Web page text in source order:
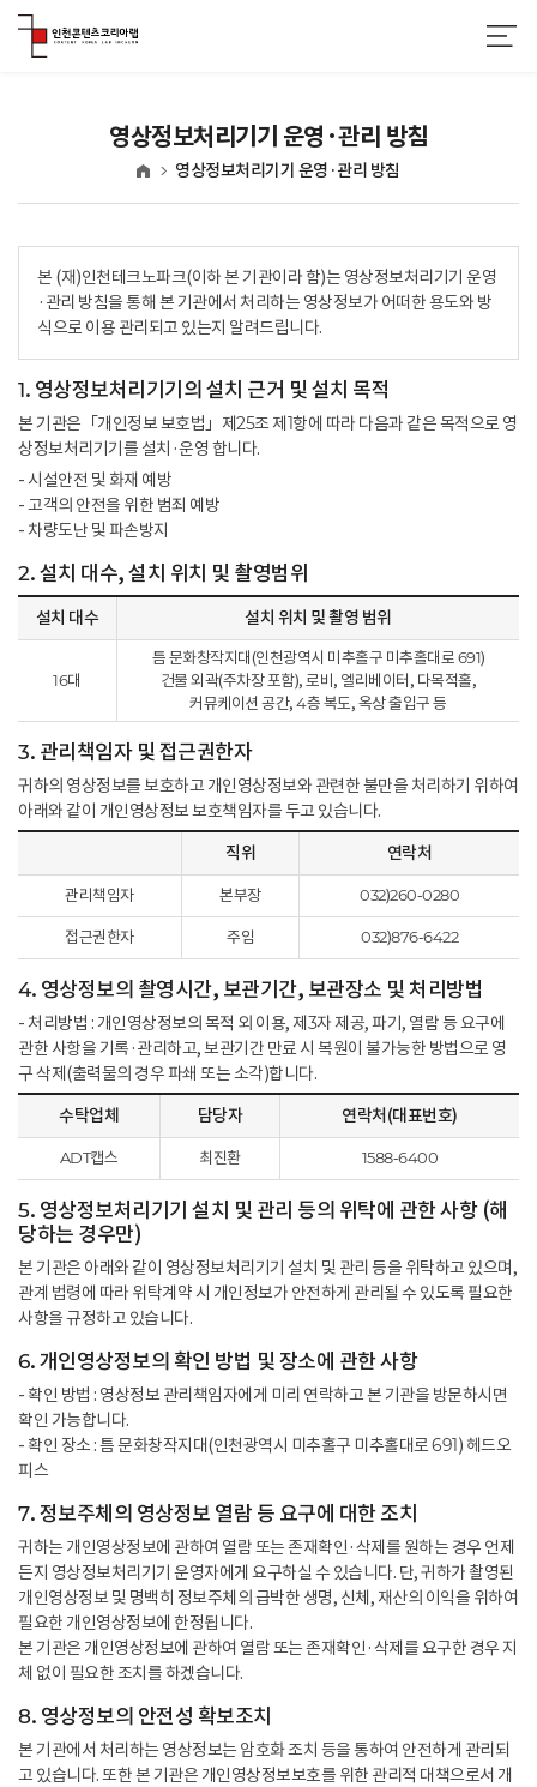
영상정보처리기기 운영·관리 방침
홈 영상정보처리기기 운영·관리 방침
본 (재)인천테크노파크(이하 본 기관이라 함)는 영상정보처리기기 운영
·관리 방침을 통해 본 기관에서 처리하는 영상정보가 어떠한 용도와 방
식으로 이용 관리되고 있는지 알려드립니다.
1. 영상정보처리기기의 설치 근거 및 설치 목적
본 기관은「개인정보 보호법」제25조 제1항에 따라 다음과 같은 목적으로 영
상정보처리기기를 설치·운영 합니다.
- 시설안전 및 화재 예방
- 고객의 안전을 위한 범죄 예방
- 차량도난 및 파손방지
2. 설치 대수, 설치 위치 및 촬영범위
설치 대수 설치 위치 및 촬영 범위
16대
틈 문화창작지대(인천광역시 미추홀구 미추홀대로 691)
건물 외곽(주차장 포함), 로비, 엘리베이터, 다목적홀,
커뮤케이션 공간, 4층 복도, 옥상 출입구 등
3. 관리책임자 및 접근권한자
귀하의 영상정보를 보호하고 개인영상정보와 관련한 불만을 처리하기 위하여
아래와 같이 개인영상정보 보호책임자를 두고 있습니다.
직위
연락처
관리책임자 본부장 032)260-0280
접근권한자 주임 032)876-6422
4. 영상정보의 촬영시간, 보관기간, 보관장소 및 처리방법
- 처리방법 : 개인영상정보의 목적 외 이용, 제3자 제공, 파기, 열람 등 요구에
관한 사항을 기록·관리하고, 보관기간 만료 시 복원이 불가능한 방법으로 영
구 삭제(출력물의 경우 파쇄 또는 소각)합니다.
수탁업체
담당자 연락처(대표번호)
ADT캡스 최진환 1588-6400
5. 영상정보처리기기 설치 및 관리 등의 위탁에 관한 사항 (해
당하는 경우만)
본 기관은 아래와 같이 영상정보처리기기 설치 및 관리 등을 위탁하고 있으며,
관계 법령에 따라 위탁계약 시 개인정보가 안전하게 관리될 수 있도록 필요한
사항을 규정하고 있습니다.
6. 개인영상정보의 확인 방법 및 장소에 관한 사항
- 확인 방법 : 영상정보 관리책임자에게 미리 연락하고 본 기관을 방문하시면
확인 가능합니다.
- 확인 장소 : 틈 문화창작지대(인천광역시 미추홀구 미추홀대로 691) 헤드오
피스
7. 정보주체의 영상정보 열람 등 요구에 대한 조치
귀하는 개인영상정보에 관하여 열람 또는 존재확인·삭제를 원하는 경우 언제
든지 영상정보처리기기 운영자에게 요구하실 수 있습니다. 단, 귀하가 촬영된
개인영상정보 및 명백히 정보주체의 급박한 생명, 신체, 재산의 이익을 위하여
필요한 개인영상정보에 한정됩니다.
본 기관은 개인영상정보에 관하여 열람 또는 존재확인·삭제를 요구한 경우 지
체 없이 필요한 조치를 하겠습니다.
8. 영상정보의 안전성 확보조치
본 기관에서 처리하는 영상정보는 암호화 조치 등을 통하여 안전하게 관리되
고 있습니다. 또한 본 기관은 개인영상정보보호를 위한 관리적 대책으로서 개